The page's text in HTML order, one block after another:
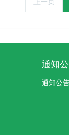
通知
通知公